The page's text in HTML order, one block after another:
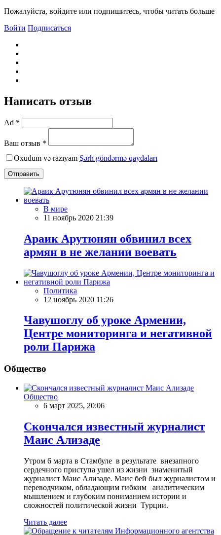
Пожалуйста, войдите или подпишитесь, чтобы читать больше
Войти Подписаться
Написать отзыв
Ad *
Ваш отзыв *
Oxudum və razıyam Şərh göndərmə qaydaları
Отправить
В мире
11 ноябрь 2020 21:39
Араик Арутюнян обвинил всех
армян в не желании воевать
Политика
12 ноябрь 2020 11:26
Чавушоглу об уроке Армении,
Центре мониторинга и негативной
роли Парижа
Общество
Общество
6 март 2025, 20:06
Скончался известный журналист
Маис Ализаде
Утром 6 марта в Стамбуле в результате внезапного
сердечного приступа ушел из жизни знаменитый
журналист Маис Ализаде. Маис бей был журналистом и
переводчиком, обладающим гибким аналитическим
мышлением и глубоким пониманием истории и
сложностей политической жизни Турции.
Читать далее